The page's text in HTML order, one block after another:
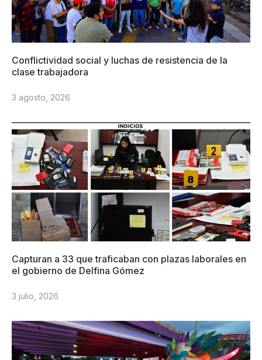
Conflictividad social y luchas de resistencia de la
clase trabajadora
3 agosto, 2026
Capturan a 33 que traficaban con plazas laborales en
el gobierno de Delfina Gómez
3 julio, 2026